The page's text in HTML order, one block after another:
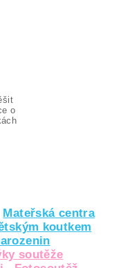
o
Mateřská centra
koutkem
soutěže